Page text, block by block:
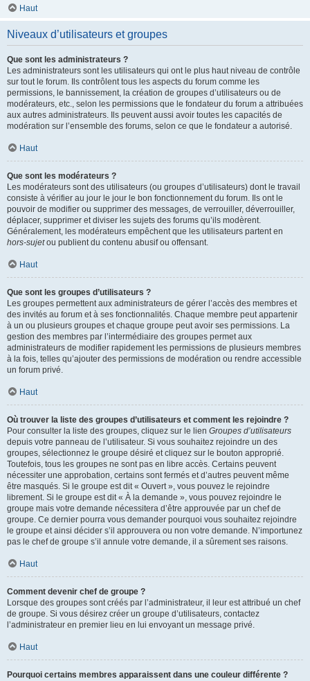
Haut
Niveaux d’utilisateurs et groupes
Que sont les administrateurs ?
Les administrateurs sont les utilisateurs qui ont le plus haut niveau de contrôle
sur tout le forum. Ils contrôlent tous les aspects du forum comme les
permissions, le bannissement, la création de groupes d’utilisateurs ou de
modérateurs, etc., selon les permissions que le fondateur du forum a attribuées
aux autres administrateurs. Ils peuvent aussi avoir toutes les capacités de
modération sur l’ensemble des forums, selon ce que le fondateur a autorisé.
Haut
Que sont les modérateurs ?
Les modérateurs sont des utilisateurs (ou groupes d’utilisateurs) dont le travail
consiste à vérifier au jour le jour le bon fonctionnement du forum. Ils ont le
pouvoir de modifier ou supprimer des messages, de verrouiller, déverrouiller,
déplacer, supprimer et diviser les sujets des forums qu’ils modèrent.
Généralement, les modérateurs empêchent que les utilisateurs partent en
hors-sujetou publient du contenu abusif ou offensant.
Haut
Que sont les groupes d’utilisateurs ?
Les groupes permettent aux administrateurs de gérer l’accès des membres et
des invités au forum et à ses fonctionnalités. Chaque membre peut appartenir
à un ou plusieurs groupes et chaque groupe peut avoir ses permissions. La
gestion des membres par l’intermédiaire des groupes permet aux
administrateurs de modifier rapidement les permissions de plusieurs membres
à la fois, telles qu’ajouter des permissions de modération ou rendre accessible
un forum privé.
Haut
Où trouver la liste des groupes d’utilisateurs et comment les rejoindre ?
Pour consulter la liste des groupes, cliquez sur le lien Groupes d’utilisateurs
depuis votre panneau de l’utilisateur. Si vous souhaitez rejoindre un des
groupes, sélectionnez le groupe désiré et cliquez sur le bouton approprié.
Toutefois, tous les groupes ne sont pas en libre accès. Certains peuvent
nécessiter une approbation, certains sont fermés et d’autres peuvent même
être masqués. Si le groupe est dit « Ouvert », vous pouvez le rejoindre
librement. Si le groupe est dit « À la demande », vous pouvez rejoindre le
groupe mais votre demande nécessitera d’être approuvée par un chef de
groupe. Ce dernier pourra vous demander pourquoi vous souhaitez rejoindre
le groupe et ainsi décider s’il approuvera ou non votre demande. N’importunez
pas le chef de groupe s’il annule votre demande, il a sûrement ses raisons.
Haut
Comment devenir chef de groupe ?
Lorsque des groupes sont créés par l’administrateur, il leur est attribué un chef
de groupe. Si vous désirez créer un groupe d’utilisateurs, contactez
l’administrateur en premier lieu en lui envoyant un message privé.
Haut
Pourquoi certains membres apparaissent dans une couleur différente ?